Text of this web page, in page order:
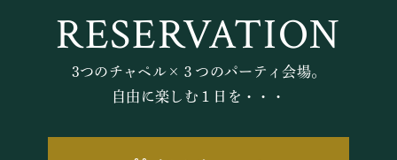
RESERVATION
3つのチャペル×３つのパーティ会場。
自由に楽しむ１日を・・・